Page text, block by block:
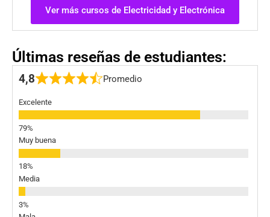
Ver más cursos de Electricidad y Electrónica
Últimas reseñas de estudiantes:
4,8 Promedio
Excelente
Muy buena
Media